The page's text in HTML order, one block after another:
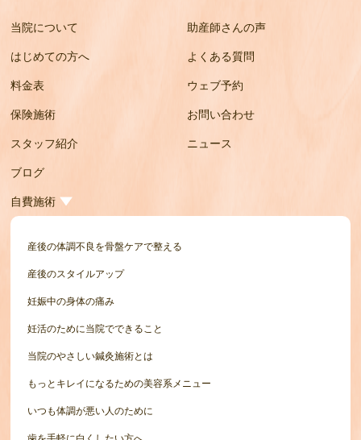
当院について 助産師さんの声
はじめての方へ よくある質問
料金表 ウェブ予約
保険施術 お問い合わせ
スタッフ紹介 ニュース
ブログ
自費施術
産後の体調不良を骨盤ケアで整える
産後のスタイルアップ
妊娠中の身体の痛み
妊活のために当院でできること
当院のやさしい鍼灸施術とは
もっとキレイになるための美容系メニュー
いつも体調が悪い人のために